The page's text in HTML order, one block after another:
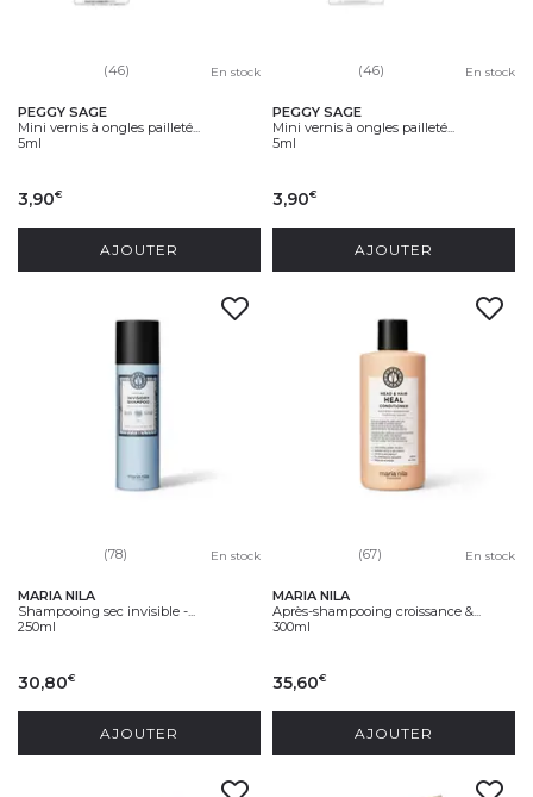
(46) En stock
PEGGY SAGE
Mini vernis à ongles pailleté...
5ml
3,90€
AJOUTER
(46) En stock
PEGGY SAGE
Mini vernis à ongles pailleté...
5ml
3,90€
AJOUTER
(78) En stock
MARIA NILA
Shampooing sec invisible -...
250ml
30,80€
AJOUTER
(67) En stock
MARIA NILA
Après-shampooing croissance &...
300ml
35,60€
AJOUTER